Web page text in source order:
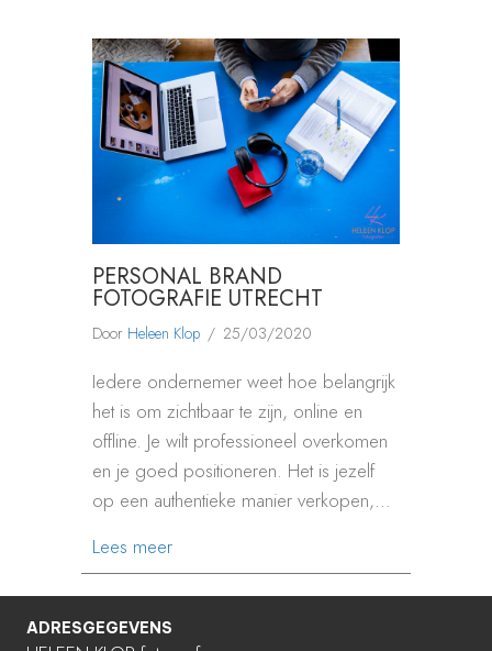
PERSONAL BRAND
FOTOGRAFIE UTRECHT
Door Heleen Klop / 25/03/2020
Iedere ondernemer weet hoe belangrijk
het is om zichtbaar te zijn, online en
offline. Je wilt professioneel overkomen
en je goed positioneren. Het is jezelf
op een authentieke manier verkopen,…
Lees meerabout PERSONAL BRAND FOTOGRAFIE
ADRESGEGEVENS